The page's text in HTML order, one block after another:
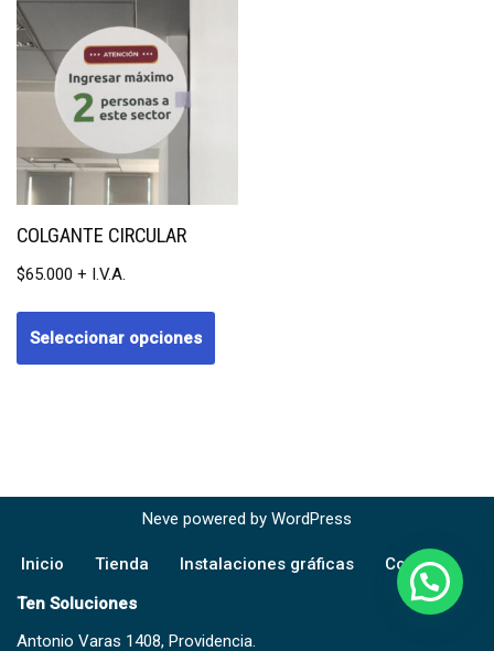
COLGANTE CIRCULAR
$65.000
Seleccionar opciones
Neve powered by WordPress
Inicio Tienda Instalaciones gráficas
Contacto
Ten Soluciones
Antonio Varas 1408, Providencia.